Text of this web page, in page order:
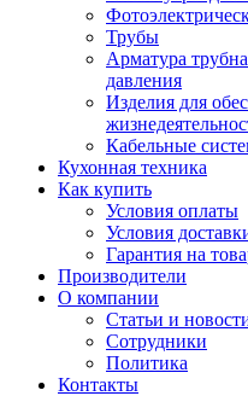
Трубы
Арматура
давления
Изделия для
Кабельные
Кухонная техника
Как купить
Условия оплаты
Условия
Гарантия на
Производители
О компании
Статьи и
Сотрудники
Политика
Контакты